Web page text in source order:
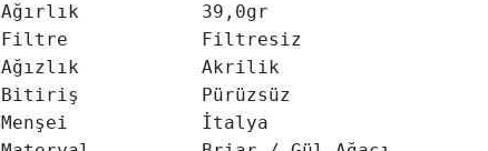
Ağırlık           39,0gr
Filtre            Filtresiz
Ağızlık           Akrilik
Bitiriş           Pürüzsüz
Menşei            İtalya